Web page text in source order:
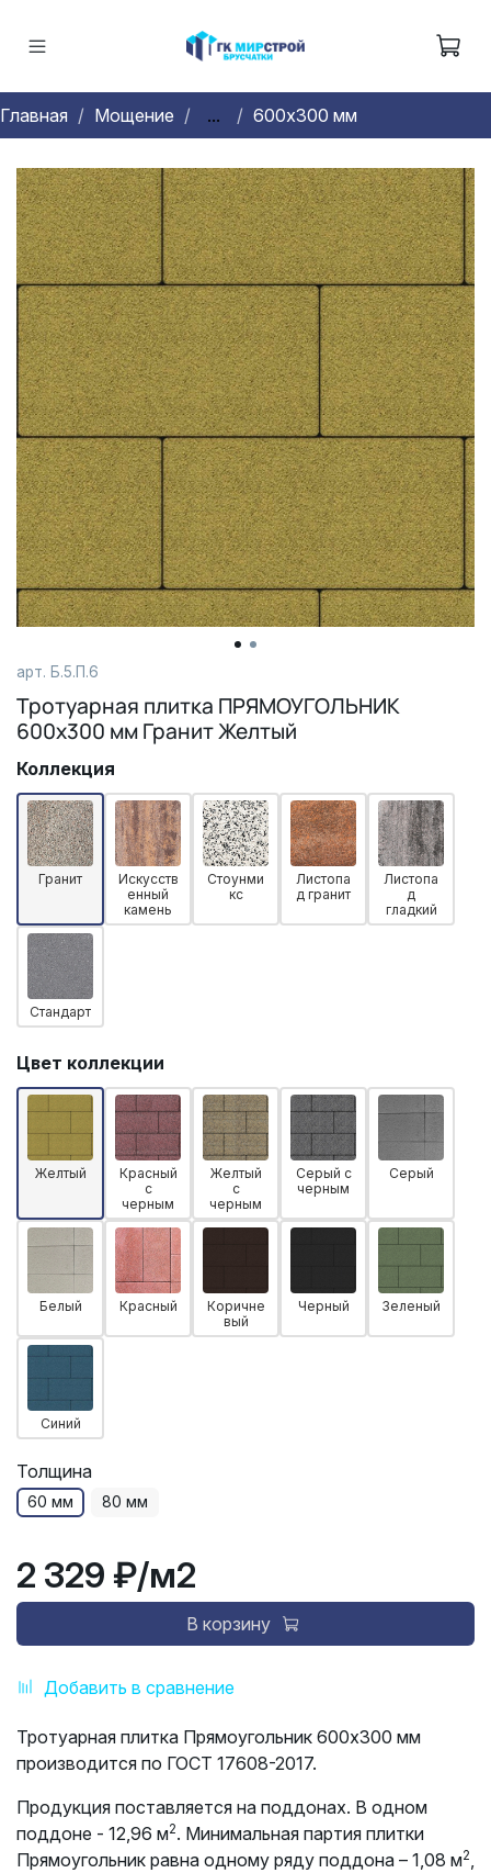
Главная Мощение ... 600х300 мм
арт. Б.5.П.6
Тротуарная плитка ПРЯМОУГОЛЬНИК
600х300 мм Гранит Желтый
Добавить в сравнение
Коллекция
Гранит
Искусств
енный
камень
Стоунми
кс
Листопа
д гранит
Листопа
д
гладкий
Стандарт
Цвет коллекции
Желтый
Красный
с
черным
Желтый
с
черным
Серый с
черным
Серый
Белый Красный
Коричне
вый
Черный Зеленый
Синий
Толщина
60 мм 80 мм
2 329 ₽/м2
В корзину
Тротуарная плитка Прямоугольник 600х300 мм
производится по ГОСТ 17608-2017.
Продукция поставляется на поддонах. В одном
поддоне - 12,96 м2. Минимальная партия плитки
Прямоугольник равна одному ряду поддона – 1,08 м2